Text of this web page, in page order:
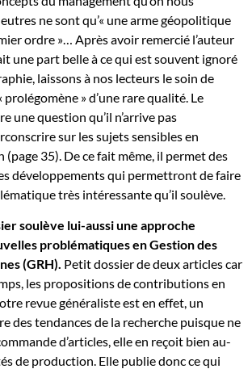
ne sont qu’« une arme géopolitique
ordre »… Après avoir remercié l’auteur
une part belle à ce qui est souvent ignoré
laissons à nos lecteurs le soin de
prolégomène » d’une rare qualité. Le
une question qu’il n’arrive pas
sur les sujets sensibles en
(page 35). De ce fait même, il permet des
développements qui permettront de faire
très intéressante qu’il soulève.
soulève lui-aussi une approche
problématiques en Gestion des
(GRH). Petit dossier de deux articles car
les propositions de contributions en
revue généraliste est en effet, un
des tendances de la recherche puisque ne
d’articles, elle en reçoit bien au-
de production. Elle publie donc ce qui